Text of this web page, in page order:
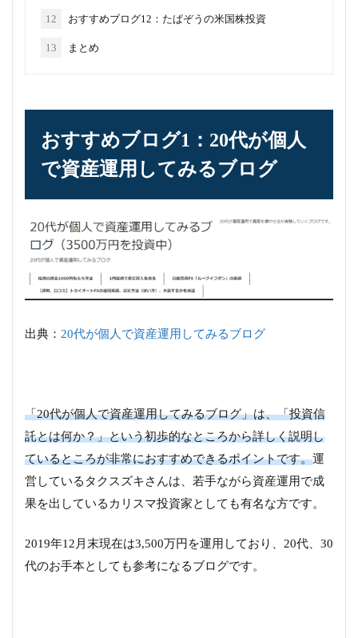
12 おすすめブログ12：たぱぞうの米国株投資
13 まとめ
おすすめブログ1：20代が個人
で資産運用してみるブログ
出典： 20代が個人で資産運用してみるブログ
「20代が個人で資産運用してみるブログ」は、「投資信
託とは何か？」という初歩的なところから詳しく説明し
ているところが非常におすすめできるポイントです。運
営しているタクスズキさんは、若手ながら資産運用で成
果を出しているカリスマ投資家としても有名な方です。
2019年12月末現在は3,500万円を運用しており、20代、30
代のお手本としても参考になるブログです。